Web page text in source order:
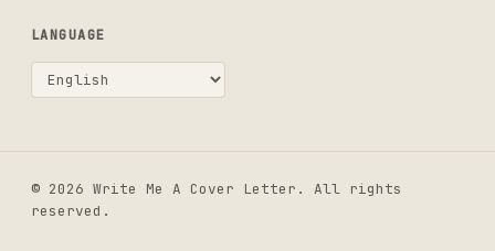
LANGUAGE
© 2026 Write Me A Cover Letter. All rights
reserved.